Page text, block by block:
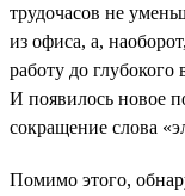
трудочасов не
из офиса, а,
работу до глубокого
И появилось новое
сокращение слова
Помимо этого,